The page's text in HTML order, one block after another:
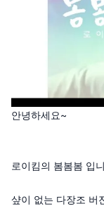
안녕하세요~
로이킴의 봄봄봄 입
샾이 없는 다장조 버